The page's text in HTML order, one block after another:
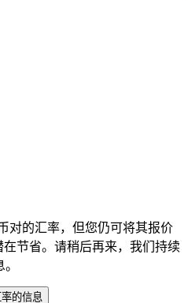
对的汇率，但您仍可将其报价
节省。请稍后再来，我们持续
的信息